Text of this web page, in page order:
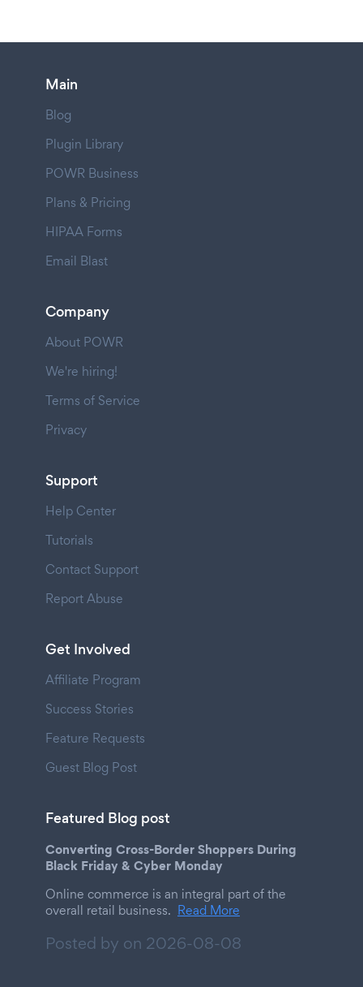
Main
Blog
Plugin Library
POWR Business
Plans & Pricing
HIPAA Forms
Email Blast
Company
About POWR
We're hiring!
Terms of Service
Privacy
Support
Help Center
Tutorials
Contact Support
Report Abuse
Get Involved
Affiliate Program
Success Stories
Feature Requests
Guest Blog Post
Featured Blog post
Converting Cross-Border Shoppers During
Black Friday & Cyber Monday
Online commerce is an integral part of the
overall retail business. Read More
Posted by on 2026-08-08